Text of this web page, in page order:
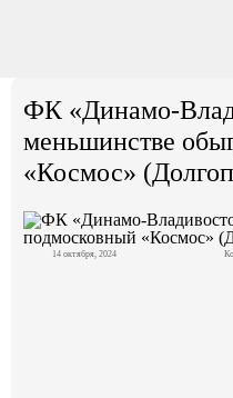
ФК «Динамо-
меньшинстве
«Космос»
14 октября, 2024